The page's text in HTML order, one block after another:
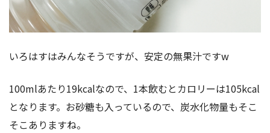
いろはすはみんなそうですが、安定の無果汁ですw
100mlあたり19kcalなので、1本飲むとカロリーは105kcal
となります。お砂糖も入っているので、炭水化物量もそこ
そこありますね。